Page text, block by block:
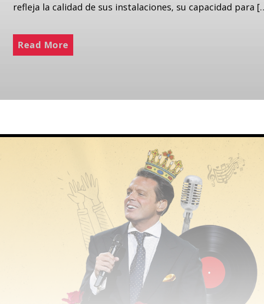
refleja la calidad de sus instalaciones, su capacidad para
Read More